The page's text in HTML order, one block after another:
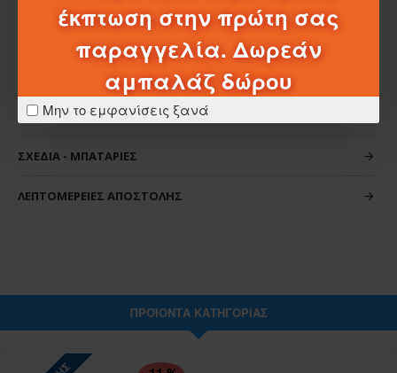
έκπτωση στην πρώτη σας
παραγγελία. Δωρεάν
αμπαλάζ δώρου
Μην το εμφανίσεις ξανά
ΧΑΡΑΚΤΗΡΙΣΤΙΚΆ
ΣΧΈΔΙΑ - ΜΠΑΤΑΡΊΕΣ
ΛΕΠΤΟΜΈΡΕΙΕΣ ΑΠΟΣΤΟΛΉΣ
ΠΡΟΪΌΝΤΑ ΚΑΤΗΓΟΡΊΑΣ